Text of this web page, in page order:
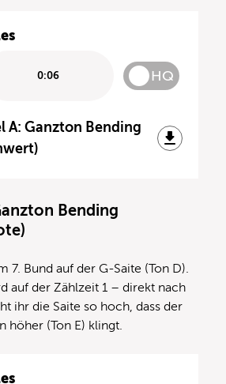
0:06 HQ
A: Ganzton Bending
Bending
7. Bund auf der G-Saite (Ton D).
auf der Zählzeit 1 – direkt nach
ihr die Saite so hoch, dass der
höher (Ton E) klingt.